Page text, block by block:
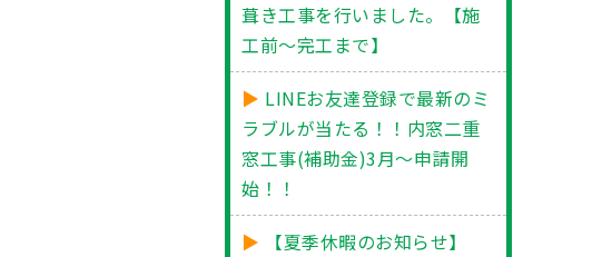
葺き工事を行いました。【施
工前～完工まで】
LINEお友達登録で最新のミ
ラブルが当たる！！内窓二重
窓工事(補助金)3月～申請開
始！！
【夏季休暇のお知らせ】